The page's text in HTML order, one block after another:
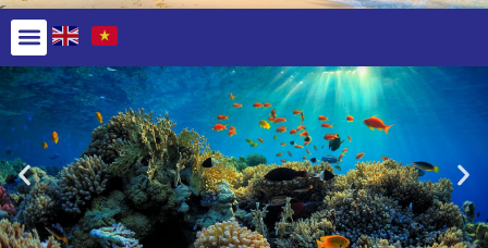
NỘI QUY BẾN THỦY NỘI ĐỊA HÒN MUN
NỘI QUY BẾN THỦY NỘI ĐỊA PHÚ QUÝ
NỘI QUY BẾN THỦY NỘI ĐỊA BẾN TÀU DU LỊCH NHA TRANG
QUYẾT ĐỊNH 939/QĐ-VNT Về Việc Công Khai Thực Hiện
Dự Toán Thu – Chi Ngân Sách 6 Tháng Đầu Năm 2026